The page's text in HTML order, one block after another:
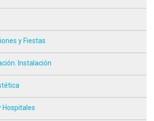
y Fiestas
Instalación
Hospitales